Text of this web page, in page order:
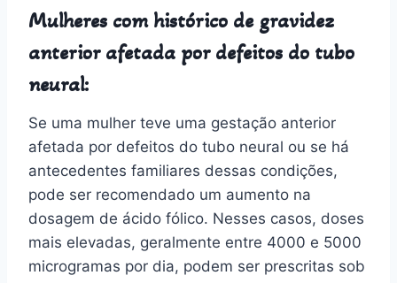
Mulheres com histórico de gravidez
anterior afetada por defeitos do tubo
neural:
Se uma mulher teve uma gestação anterior
afetada por defeitos do tubo neural ou se há
antecedentes familiares dessas condições,
pode ser recomendado um aumento na
dosagem de ácido fólico. Nesses casos, doses
mais elevadas, geralmente entre 4000 e 5000
microgramas por dia, podem ser prescritas sob